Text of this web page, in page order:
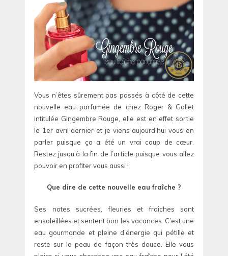
Vous n’êtes sûrement pas passés à côté de cette
nouvelle eau parfumée de chez Roger & Gallet
intitulée Gingembre Rouge, elle est en effet sortie
le 1er avril dernier et je viens aujourd’hui vous en
parler puisque ça a été un vrai coup de cœur.
Restez jusqu’à la fin de l’article puisque vous allez
pouvoir en profiter vous aussi !
Que dire de cette nouvelle eau fraîche ?
Ses notes sucrées, fleuries et fraîches sont
ensoleillées et sentent bon les vacances. C’est une
eau gourmande et pleine d’énergie qui pétille et
reste sur la peau de façon très douce. Elle vous